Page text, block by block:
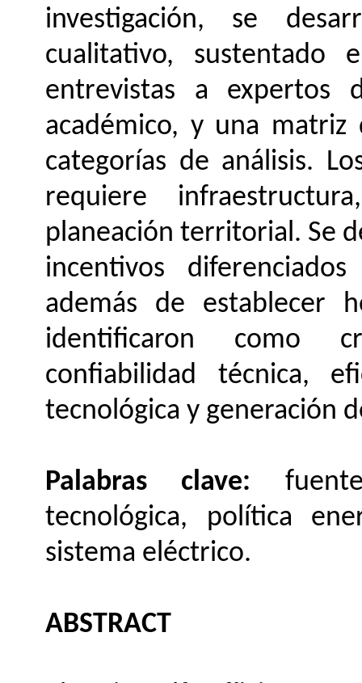
investigación, se
cualitativo, sustentado
entrevistas a expertos
académico, y una
categorías de análisis.
requiere
planeación territorial. Se
incentivos
además de establecer
identificaron como
confiabilidad técnica,
tecnológica y generación
Palabras clave:
tecnológica, política
sistema eléctrico.
ABSTRACT